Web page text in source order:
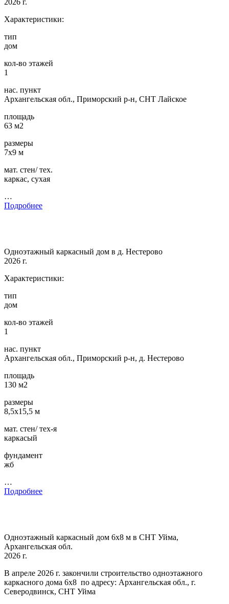
2026 г.
Характеристики:
тип
дом
кол-во этажей
1
нас. пункт
Архангельская обл., Приморский р-н, СНТ Лайское
площадь
63 м2
размеры
7х9 м
мат. стен/ тех.
каркас, сухая
…
Подробнее
Одноэтажный каркасный дом в д. Нестерово
2026 г.
Характеристики:
тип
дом
кол-во этажей
1
нас. пункт
Архангельская обл., Приморский р-н, д. Нестерово
площадь
130 м2
размеры
8,5х15,5 м
мат. стен/ тех-я
каркасый
фундамент
жб
…
Подробнее
Одноэтажный каркасный дом 6х8 м в СНТ Уйма,
Архангельская обл.
2026 г.
В апреле 2026 г. закончили строительство одноэтажного
каркасного дома 6х8 по адресу: Архангельская обл., г.
Северодвинск, СНТ Уйма